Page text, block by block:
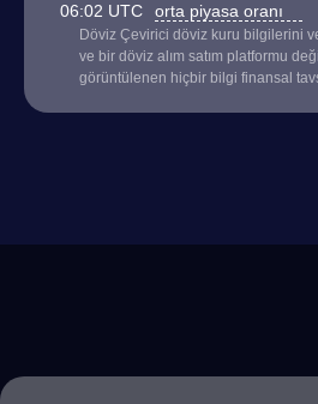
06:02 UTC orta piyasa oranı
Döviz Çevirici döviz kuru bilgilerini
ve bir döviz alım satım platformu
görüntülenen hiçbir bilgi finansal